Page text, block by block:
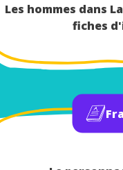
Les hommes dans
fiches